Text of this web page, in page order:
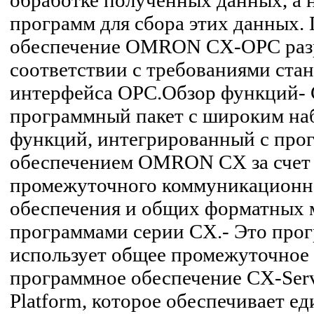
программ для сбора этих
обеспечение OMRON CX-OPC
соответствии с требованиями
интерфейса OPC.Обзор функций-
программный пакет с широким
функций, интегрированный с
обеспечением OMRON CX за
промежуточного
обеспечения и общих форматных
программами серии CX.- Это
использует общее
программное обеспечение CX-
Platform, которое обеспечивает